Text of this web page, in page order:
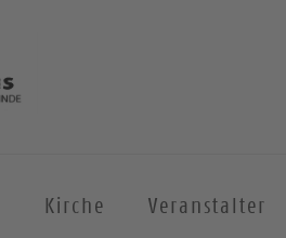
Kirche Veranstalter